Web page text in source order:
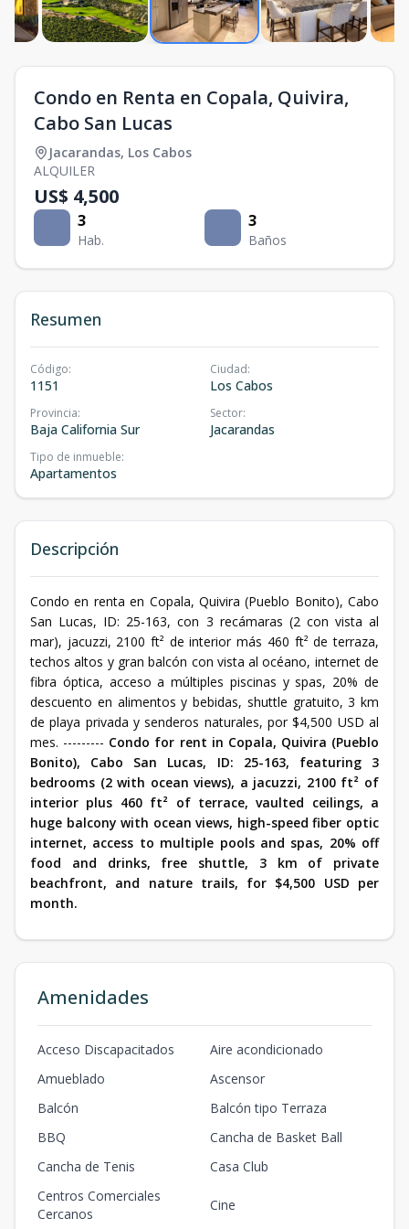
Condo en Renta en Copala, Quivira,
Cabo San Lucas
Jacarandas, Los Cabos
ALQUILER
US$ 4,500
3
Hab.
3
Baños
Resumen
Código:
1151
Ciudad:
Los Cabos
Provincia:
Baja California Sur
Sector:
Jacarandas
Tipo de inmueble:
Apartamentos
Descripción
Condo en renta en Copala, Quivira (Pueblo Bonito), Cabo
San Lucas, ID: 25-163, con 3 recámaras (2 con vista al
mar), jacuzzi, 2100 ft² de interior más 460 ft² de terraza,
techos altos y gran balcón con vista al océano, internet de
fibra óptica, acceso a múltiples piscinas y spas, 20% de
descuento en alimentos y bebidas, shuttle gratuito, 3 km
de playa privada y senderos naturales, por $4,500 USD al
mes. --------- Condo for rent in Copala, Quivira (Pueblo
Bonito), Cabo San Lucas, ID: 25-163, featuring 3
bedrooms (2 with ocean views), a jacuzzi, 2100 ft² of
interior plus 460 ft² of terrace, vaulted ceilings, a
huge balcony with ocean views, high-speed fiber optic
internet, access to multiple pools and spas, 20% off
food and drinks, free shuttle, 3 km of private
beachfront, and nature trails, for $4,500 USD per
month.
Amenidades
Acceso Discapacitados
Aire acondicionado
Amueblado
Ascensor
Balcón
Balcón tipo Terraza
BBQ
Cancha de Basket Ball
Cancha de Tenis
Casa Club
Centros Comerciales
Cercanos
Cine